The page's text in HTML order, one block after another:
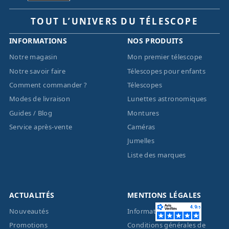
TOUT L’UNIVERS DU TÉLESCOPE
INFORMATIONS
Notre magasin
Notre savoir faire
Comment commander ?
Modes de livraison
Guides / Blog
Service après-vente
NOS PRODUITS
Mon premier télescope
Télescopes pour enfants
Télescopes
Lunettes astronomiques
Montures
Caméras
Jumelles
Liste des marques
ACTUALITÉS
Nouveautés
Promotions
MENTIONS LÉGALES
Informations légales
Conditions générales de